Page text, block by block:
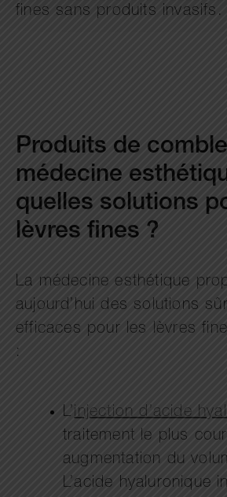
fines sans produits invasifs.
Produits de
médecine
quelles solutions
lèvres fines ?
La médecine esthétique
aujourd’hui des solutions
efficaces pour les lèvres
:
L’ injection d’acide
traitement le plus
augmentation du
L’acide hyaluronique